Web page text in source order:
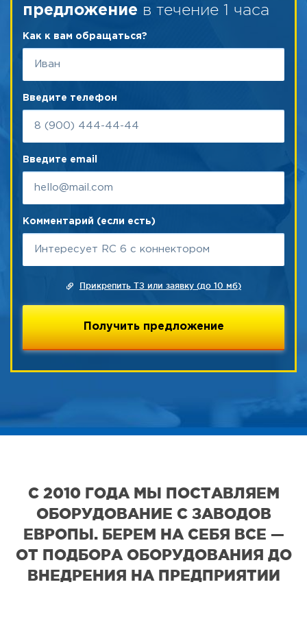
предложение в течение 1 часа
Как к вам обращаться?
Введите телефон
Введите email
Комментарий (если есть)
Прикрепить ТЗ или заявку (до 10 мб)
С 2010 ГОДА МЫ ПОСТАВЛЯЕМ
ОБОРУДОВАНИЕ С ЗАВОДОВ
ЕВРОПЫ. БЕРЕМ НА СЕБЯ ВСЕ —
ОТ ПОДБОРА ОБОРУДОВАНИЯ ДО
ВНЕДРЕНИЯ НА ПРЕДПРИЯТИИ